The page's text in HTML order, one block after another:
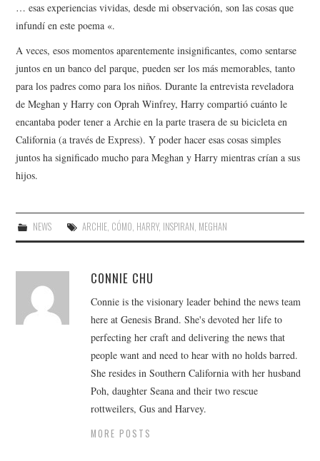
… esas experiencias vividas, desde mi observación, son las cosas que
infundí en este poema «.
A veces, esos momentos aparentemente insignificantes, como sentarse
juntos en un banco del parque, pueden ser los más memorables, tanto
para los padres como para los niños. Durante la entrevista reveladora
de Meghan y Harry con Oprah Winfrey, Harry compartió cuánto le
encantaba poder tener a Archie en la parte trasera de su bicicleta en
California (a través de Express). Y poder hacer esas cosas simples
juntos ha significado mucho para Meghan y Harry mientras crían a sus
hijos.
NEWS ARCHIE, CÓMO, HARRY, INSPIRAN, MEGHAN
CONNIE CHU
Connie is the visionary leader behind the news team
here at Genesis Brand. She's devoted her life to
perfecting her craft and delivering the news that
people want and need to hear with no holds barred.
She resides in Southern California with her husband
Poh, daughter Seana and their two rescue
rottweilers, Gus and Harvey.
MORE POSTS